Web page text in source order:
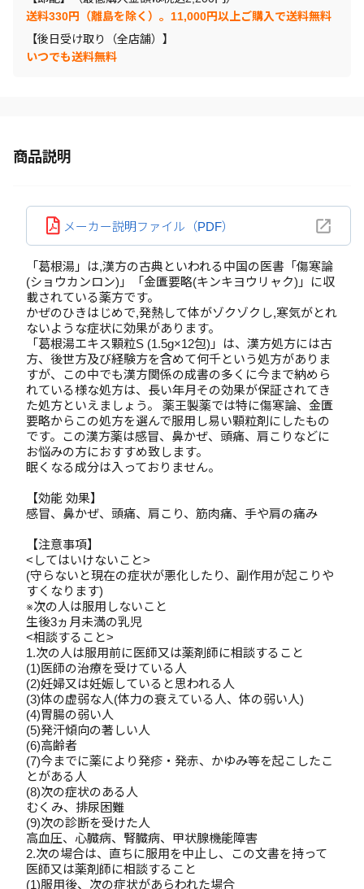
送料330円（離島を除く）。11,000円以上ご購入で送料無料
【後日受け取り（全店舗）】
いつでも送料無料
商品説明
メーカー説明ファイル（PDF）
「葛根湯」は,漢方の古典といわれる中国の医書「傷寒論
(ショウカンロン)」「金匱要略(キンキヨウリャク)」に収
載されている薬方です。
かぜのひきはじめで,発熱して体がゾクゾクし,寒気がとれ
ないような症状に効果があります。
「葛根湯エキス顆粒S (1.5g×12包)」は、漢方処方には古
方、後世方及び経験方を含めて何千という処方がありま
すが、この中でも漢方関係の成書の多くに今まで納めら
れている様な処方は、長い年月その効果が保証されてき
た処方といえましょう。 薬王製薬では特に傷寒論、金匱
要略からこの処方を選んで服用し易い顆粒剤にしたもの
です。この漢方薬は感冒、鼻かぜ、頭痛、肩こりなどに
お悩みの方におすすめ致します。
眠くなる成分は入っておりません。
【効能 効果】
感冒、鼻かぜ、頭痛、肩こり、筋肉痛、手や肩の痛み
【注意事項】
<してはいけないこと>
(守らないと現在の症状が悪化したり、副作用が起こりや
すくなります)
※次の人は服用しないこと
生後3ヵ月未満の乳児
<相談すること>
1.次の人は服用前に医師又は薬剤師に相談すること
(1)医師の治療を受けている人
(2)妊婦又は妊娠していると思われる人
(3)体の虚弱な人(体力の衰えている人、体の弱い人)
(4)胃腸の弱い人
(5)発汗傾向の著しい人
(6)高齢者
(7)今までに薬により発疹・発赤、かゆみ等を起こしたこ
とがある人
(8)次の症状のある人
むくみ、排尿困難
(9)次の診断を受けた人
高血圧、心臓病、腎臓病、甲状腺機能障害
2.次の場合は、直ちに服用を中止し、この文書を持って
医師又は薬剤師に相談すること
(1)服用後、次の症状があらわれた場合